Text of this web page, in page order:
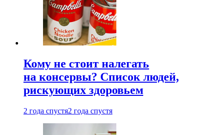
Кому не стоит налегать
на консервы? Список людей,
рискующих здоровьем
2 года спустя2 года спустя